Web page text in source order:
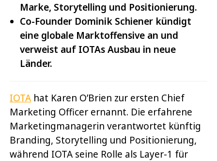
Marke, Storytelling und Positionierung.
Co-Founder Dominik Schiener kündigt
eine globale Marktoffensive an und
verweist auf IOTAs Ausbau in neue
Länder.
IOTA hat Karen O’Brien zur ersten Chief
Marketing Officer ernannt. Die erfahrene
Marketingmanagerin verantwortet künftig
Branding, Storytelling und Positionierung,
während IOTA seine Rolle als Layer-1 für